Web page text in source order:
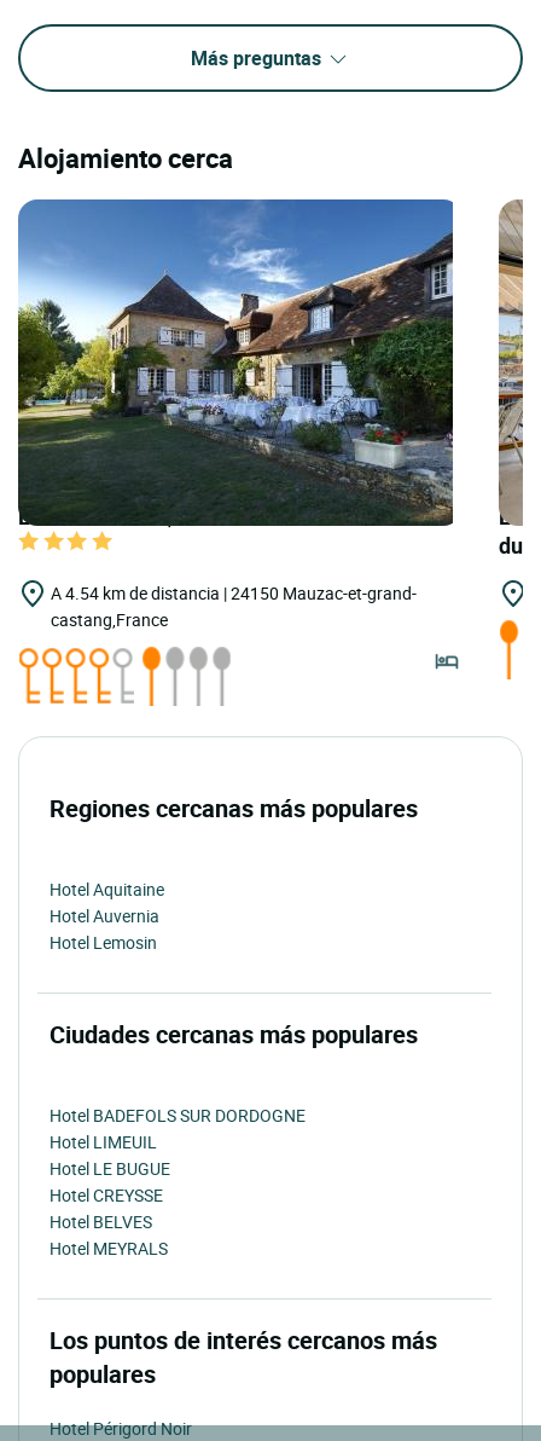
Más preguntas
Alojamiento cerca
LOGIS HOTELS | Teritoria Hôtel la Métairie
A 4.54 km de distancia | 24150 Mauzac-et-grand-
castang,France
du
Regiones cercanas más populares
Hotel Aquitaine
Hotel Auvernia
Hotel Lemosin
Ciudades cercanas más populares
Hotel BADEFOLS SUR DORDOGNE
Hotel LIMEUIL
Hotel LE BUGUE
Hotel CREYSSE
Hotel BELVES
Hotel MEYRALS
Los puntos de interés cercanos más
populares
Hotel Périgord Noir